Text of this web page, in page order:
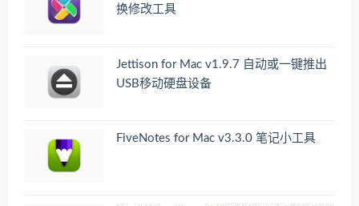
换修改工具
Jettison for Mac v1.9.7 自动或一键推出
USB移动硬盘设备
FiveNotes for Mac v3.3.0 笔记小工具